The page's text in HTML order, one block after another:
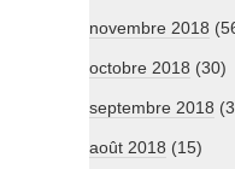
novembre 2018
octobre 2018 (30)
septembre 2018
août 2018 (15)